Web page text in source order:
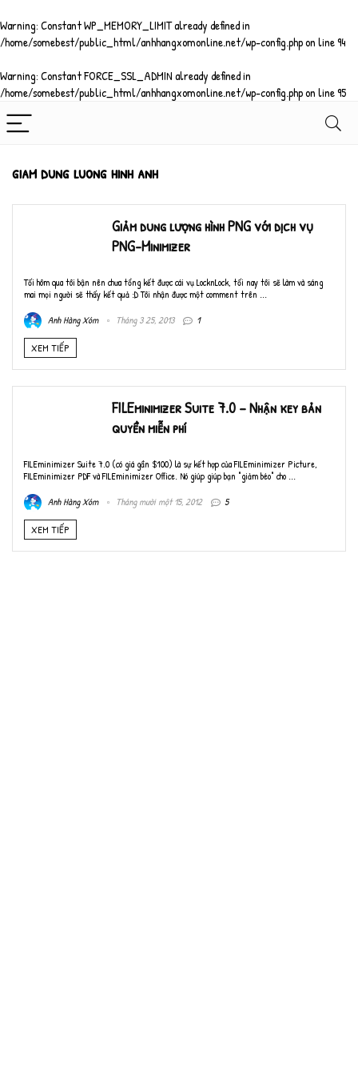
Warning: Constant WP_MEMORY_LIMIT already defined in
/home/somebest/public_html/anhhangxomonline.net/wp-config.phpon line94
Warning: Constant FORCE_SSL_ADMIN already defined in
/home/somebest/public_html/anhhangxomonline.net/wp-config.phpon line95
giam dung luong hinh anh
Giảm dung lượng hình PNG với dịch vụ
PNG-Minimizer
Tối hôm qua tôi bận nên chưa tổng kết được cái vụ LocknLock, tối nay tôi sẽ làm và sáng
mai mọi người sẽ thấy kết quả :D Tôi nhận được một comment trên ...
Anh Hàng Xóm
Tháng 3 25, 2013 1
XEM TIẾP
FILEminimizer Suite 7.0 – Nhận key bản
quyền miễn phí
FILEminimizer Suite 7.0 (có giá gần $100) là sự kết hợp của FILEminimizer Picture,
FILEminimizer PDF và FILEminimizer Office. Nó giúp giúp bạn "giảm béo" cho ...
Anh Hàng Xóm
Tháng mười một 15, 2012 5
XEM TIẾP